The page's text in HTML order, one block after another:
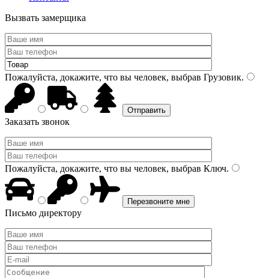
Вызвать замерщика
Пожалуйста, докажите, что вы человек, выбрав Грузовик.
Заказать звонок
Пожалуйста, докажите, что вы человек, выбрав Ключ.
Письмо директору